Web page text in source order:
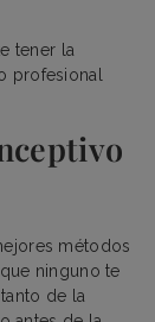
tener la
profesional
métodos
ninguno te
de la